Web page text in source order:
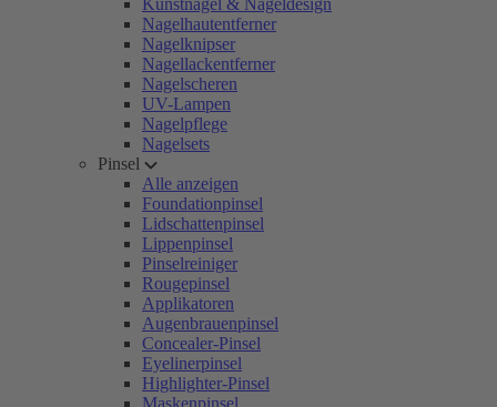
Kunstnägel & Nageldesign
Nagelhautentferner
Nagelknipser
Nagellackentferner
Nagelscheren
UV-Lampen
Nagelpflege
Nagelsets
Pinsel
Alle anzeigen
Foundationpinsel
Lidschattenpinsel
Lippenpinsel
Pinselreiniger
Rougepinsel
Applikatoren
Augenbrauenpinsel
Concealer-Pinsel
Eyelinerpinsel
Highlighter-Pinsel
Maskenpinsel